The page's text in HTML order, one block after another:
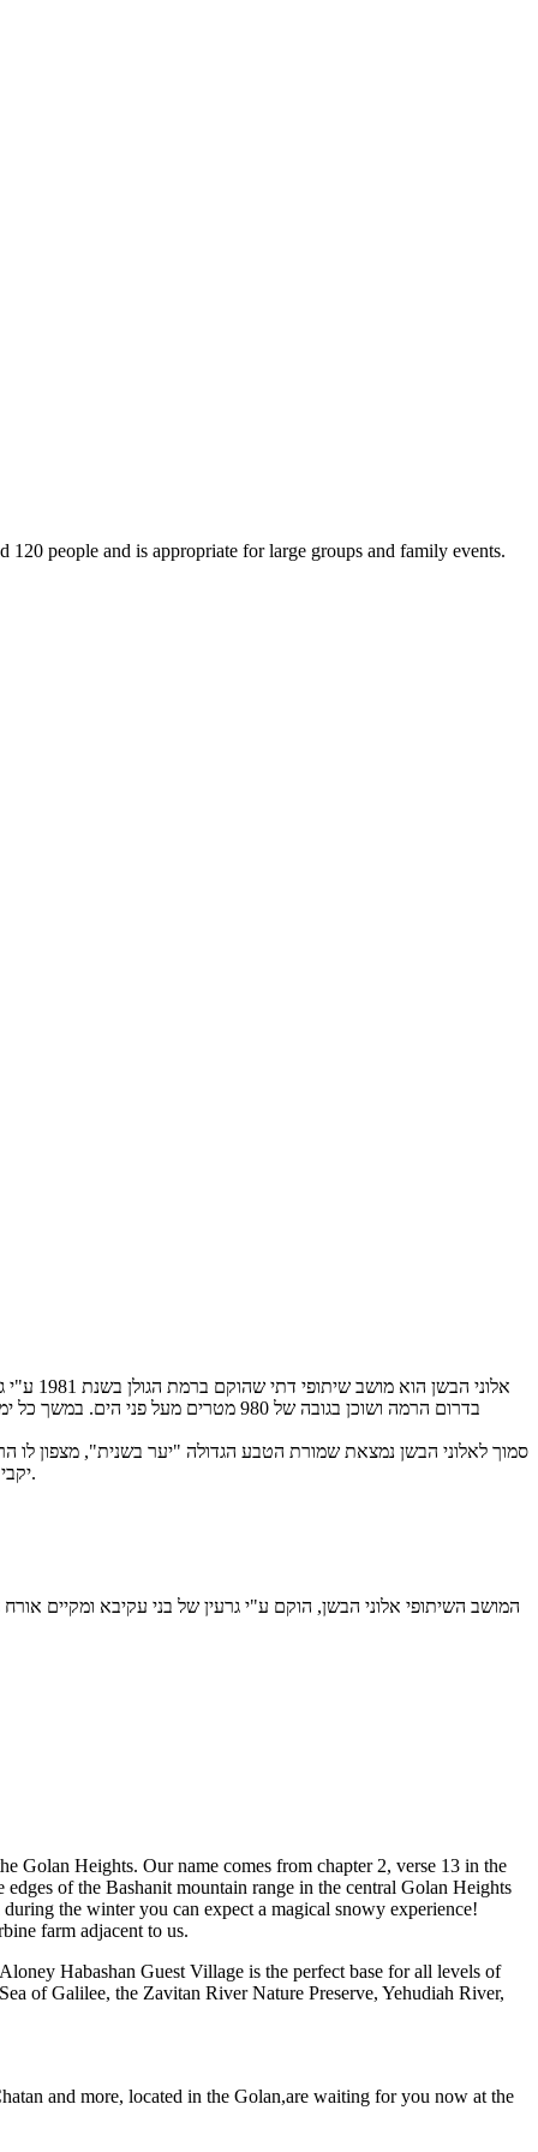
people and is appropriate for large groups and family events.
בדרום הרמה ושוכן בגובה של 980
סמוך לאלוני הבשן נמצאת שמורת הטבע הגדולה "יער בשנית", מצפון לו
יקבי רמת הגולן, חופי הכנרת, שמורת נחל הזוויתן, נחל היהודייה, אתר גמלא ועוד מגוון פעילויות כגון: רכיבת סוסים, טיולי ג'יפים קטיף דובדבנים ותפוחים ועוד.
המושב השיתופי אלוני הבשן, הוקם ע"י גרעין של בני עקיבא ומקיים
Golan Heights. Our name comes from chapter 2, verse 13 in the
of the Bashanit mountain range in the central Golan Heights
the winter you can expect a magical snowy experience!
farm adjacent to us.
Habashan Guest Village is the perfect base for all levels of
of Galilee, the Zavitan River Nature Preserve, Yehudiah River,
and more, located in the Golan,are waiting for you now at the